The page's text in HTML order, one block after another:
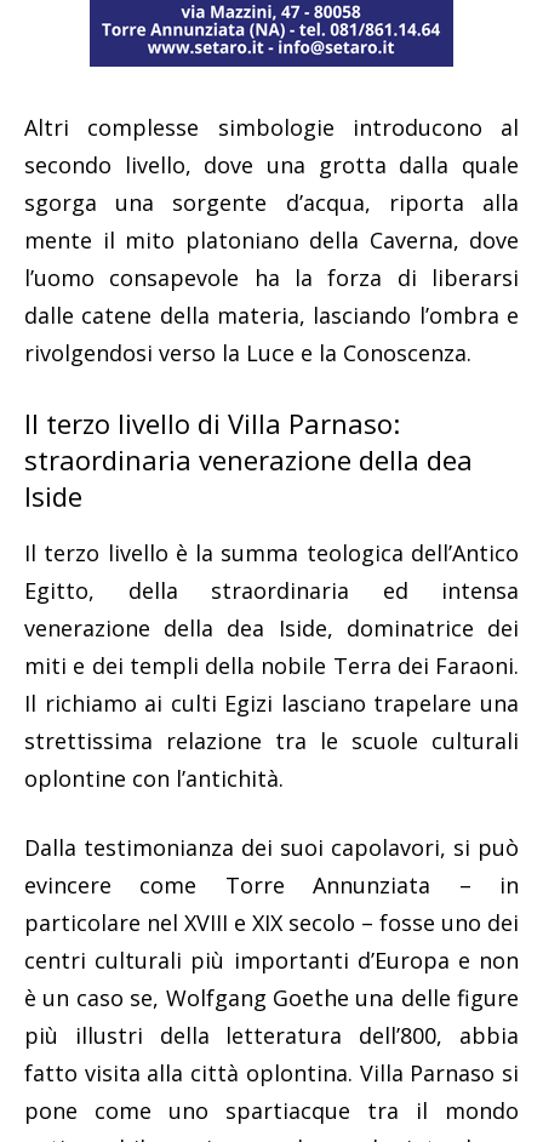
Altri complesse simbologie introducono al
secondo livello, dove una grotta dalla quale
sgorga una sorgente d’acqua, riporta alla
mente il mito platoniano della Caverna, dove
l’uomo consapevole ha la forza di liberarsi
dalle catene della materia, lasciando l’ombra e
rivolgendosi verso la Luce e la Conoscenza.
Il terzo livello di Villa Parnaso:
straordinaria venerazione della dea
Iside
Il terzo livello è la summa teologica dell’Antico
Egitto, della straordinaria ed intensa
venerazione della dea Iside, dominatrice dei
miti e dei templi della nobile Terra dei Faraoni.
Il richiamo ai culti Egizi lasciano trapelare una
strettissima relazione tra le scuole culturali
oplontine con l’antichità.
Dalla testimonianza dei suoi capolavori, si può
evincere come Torre Annunziata – in
particolare nel XVIII e XIX secolo – fosse uno dei
centri culturali più importanti d’Europa e non
è un caso se, Wolfgang Goethe una delle figure
più illustri della letteratura dell’800, abbia
fatto visita alla città oplontina. Villa Parnaso si
pone come uno spartiacque tra il mondo